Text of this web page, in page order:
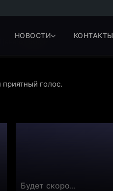
НОВОСТИ КОНТАКТЫ
голос.
Будет скоро...